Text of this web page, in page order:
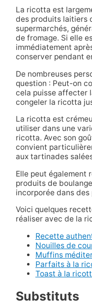
La ricotta est
des produits laitiers
supermarchés,
de fromage. Si elle
immédiatement
conserver pendant
De nombreuses
question : Peut-on
cela puisse affecter
congeler la ricotta
La ricotta est
utiliser dans une
ricotta. Avec son
convient
aux tartinades
Elle peut également
produits de
incorporée dans
Voici quelques
réaliser avec de la
Recette
Nouilles de
Muffins
Parfaits à la
Toast à la
Substituts